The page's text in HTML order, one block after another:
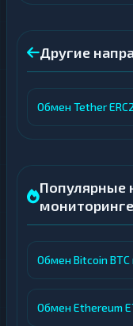
Другие
Обмен Tether
Популярные
мониторинге
Обмен Bitcoin BTC
Обмен Ethereum